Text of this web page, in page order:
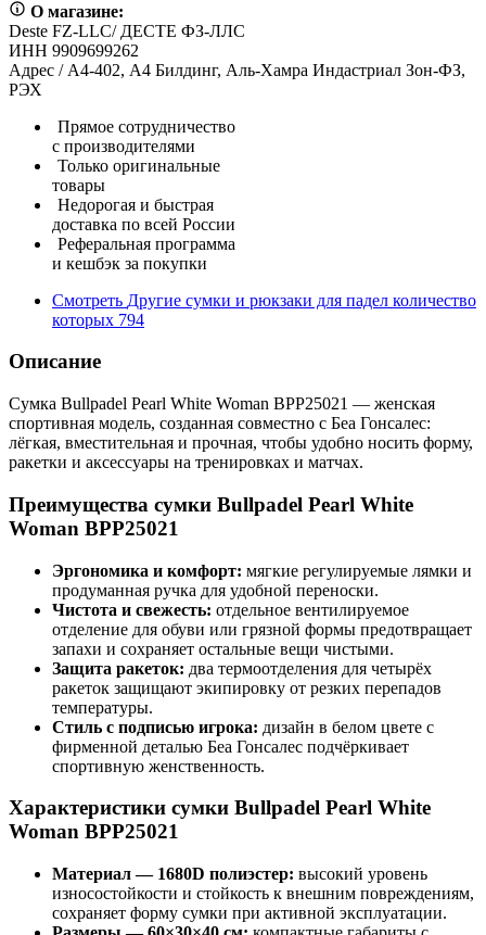
О магазине:
Deste FZ-LLC/ ДЕСТЕ ФЗ-ЛЛС
ИНН 9909699262
Адрес / А4-402, А4 Билдинг, Аль-Хамра Индастриал Зон-ФЗ,
РЭХ
Прямое сотрудничество
с производителями
Только оригинальные
товары
Недорогая и быстрая
доставка по всей России
Реферальная программа
и кешбэк за покупки
Смотреть Другие сумки и рюкзаки для падел количество
которых 794
Описание
Сумка Bullpadel Pearl White Woman BPP25021 — женская
спортивная модель, созданная совместно с Беа Гонсалес:
лёгкая, вместительная и прочная, чтобы удобно носить форму,
ракетки и аксессуары на тренировках и матчах.
Преимущества сумки Bullpadel Pearl White
Woman BPP25021
Эргономика и комфорт: мягкие регулируемые лямки и
продуманная ручка для удобной переноски.
Чистота и свежесть: отдельное вентилируемое
отделение для обуви или грязной формы предотвращает
запахи и сохраняет остальные вещи чистыми.
Защита ракеток: два термоотделения для четырёх
ракеток защищают экипировку от резких перепадов
температуры.
Стиль с подписью игрока: дизайн в белом цвете с
фирменной деталью Беа Гонсалес подчёркивает
спортивную женственность.
Характеристики сумки Bullpadel Pearl White
Woman BPP25021
Материал — 1680D полиэстер: высокий уровень
износостойкости и стойкость к внешним повреждениям,
сохраняет форму сумки при активной эксплуатации.